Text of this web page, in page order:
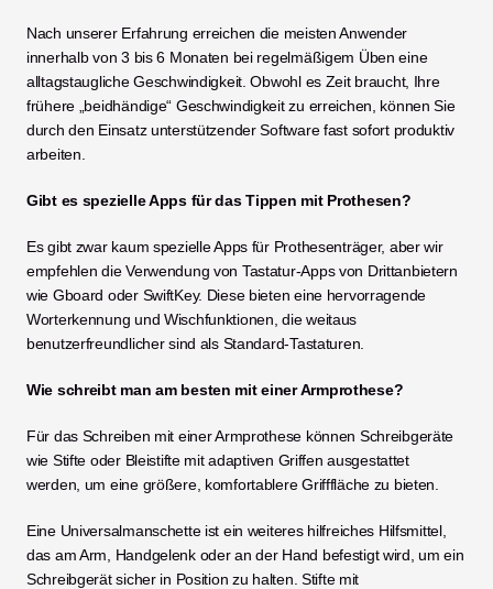
Nach unserer Erfahrung erreichen die meisten Anwender
innerhalb von 3 bis 6 Monaten bei regelmäßigem Üben eine
alltagstaugliche Geschwindigkeit. Obwohl es Zeit braucht, Ihre
frühere „beidhändige“ Geschwindigkeit zu erreichen, können Sie
durch den Einsatz unterstützender Software fast sofort produktiv
arbeiten.
Gibt es spezielle Apps für das Tippen mit Prothesen?
Es gibt zwar kaum spezielle Apps für Prothesenträger, aber wir
empfehlen die Verwendung von Tastatur-Apps von Drittanbietern
wie Gboard oder SwiftKey. Diese bieten eine hervorragende
Worterkennung und Wischfunktionen, die weitaus
benutzerfreundlicher sind als Standard-Tastaturen.
Wie schreibt man am besten mit einer Armprothese?
Für das Schreiben mit einer Armprothese können Schreibgeräte
wie Stifte oder Bleistifte mit adaptiven Griffen ausgestattet
werden, um eine größere, komfortablere Grifffläche zu bieten.
Eine Universalmanschette ist ein weiteres hilfreiches Hilfsmittel,
das am Arm, Handgelenk oder an der Hand befestigt wird, um ein
Schreibgerät sicher in Position zu halten. Stifte mit